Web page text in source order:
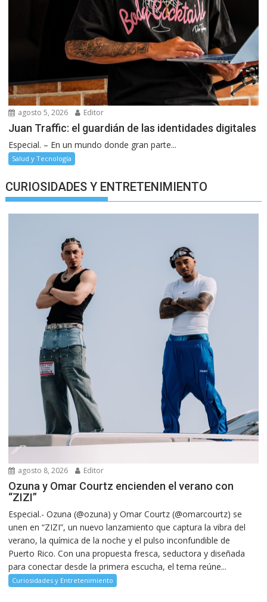
agosto 5, 2026 Editor
Juan Traffic: el guardián de las identidades digitales
Especial. – En un mundo donde gran parte...
Salud y Tecnología
CURIOSIDADES Y ENTRETENIMIENTO
agosto 8, 2026 Editor
Ozuna y Omar Courtz encienden el verano con
“ZIZI”
Especial.- Ozuna (@ozuna) y Omar Courtz (@omarcourtz) se
unen en “ZIZI”, un nuevo lanzamiento que captura la vibra del
verano, la química de la noche y el pulso inconfundible de
Puerto Rico. Con una propuesta fresca, seductora y diseñada
para conectar desde la primera escucha, el tema reúne...
Curiosidades y Entretenimiento